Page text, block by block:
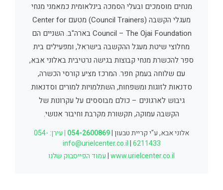
מנחים מוסמכים ובעלי הסמכה בינלאומית כמאמני מנחי
מעגלי הקשבה (Council Trainers) מטעם Center for
Council – The Ojai Foundation בארה"ב. השניים הם
מחלוצי שיטת מעגל ההקשבה בישראל, ומפעילים בית
ספר להכשרת מנחי קבוצות בגישה נרטיבית באלוני אבא,
עם שלוחה בעמק חפר. המרכז מציע קורסי הכשרה,
סדנאות לזוגות ומשפחות, השתלמויות למורים וסדנאות
גיבוש לארגונים – כולם מבוססים על עקרונות של
הקשבה עמוקה, תקשורת מקרבת וחיבור אנושי.
אלוני אבא, ע"י קריית טבעון |054-2600869
|
עירן: 054-
6211433
|
info@urielcenter.co.il
www.urielcenter.co.il
|עמוד הפייסבוק שלנו